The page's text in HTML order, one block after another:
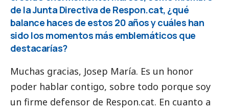
de la Junta Directiva de Respon.cat, ¿qué
balance haces de estos 20 años y cuáles han
sido los momentos más emblemáticos que
destacarías?
Muchas gracias, Josep María. Es un honor
poder hablar contigo, sobre todo porque soy
un firme defensor de Respon.cat. En cuanto a